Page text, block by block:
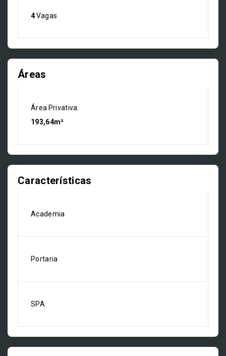
4Vagas
Áreas
Área Privativa:
193,64m²
Características
Academia
Portaria
SPA